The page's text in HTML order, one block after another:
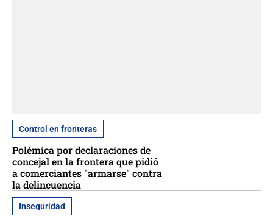
Control en fronteras
Polémica por declaraciones de
concejal en la frontera que pidió
a comerciantes "armarse" contra
la delincuencia
Inseguridad